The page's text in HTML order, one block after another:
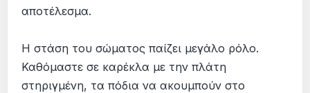
αποτέλεσμα.
Η στάση του σώματος παίζει μεγάλο ρόλο.
Καθόμαστε σε καρέκλα με την πλάτη
στηριγμένη, τα πόδια να ακουμπούν στο